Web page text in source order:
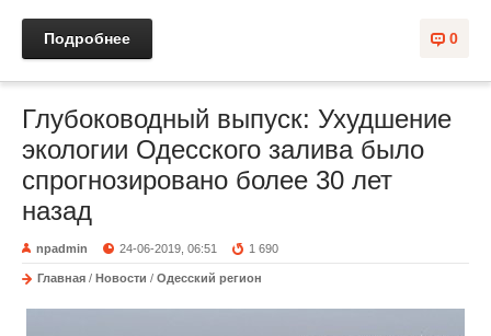
0
Подробнее
Глубоководный выпуск: Ухудшение
экологии Одесского залива было
спрогнозировано более 30 лет
назад
npadmin 24-06-2019, 06:51 1 690
Главная / Новости / Одесский регион